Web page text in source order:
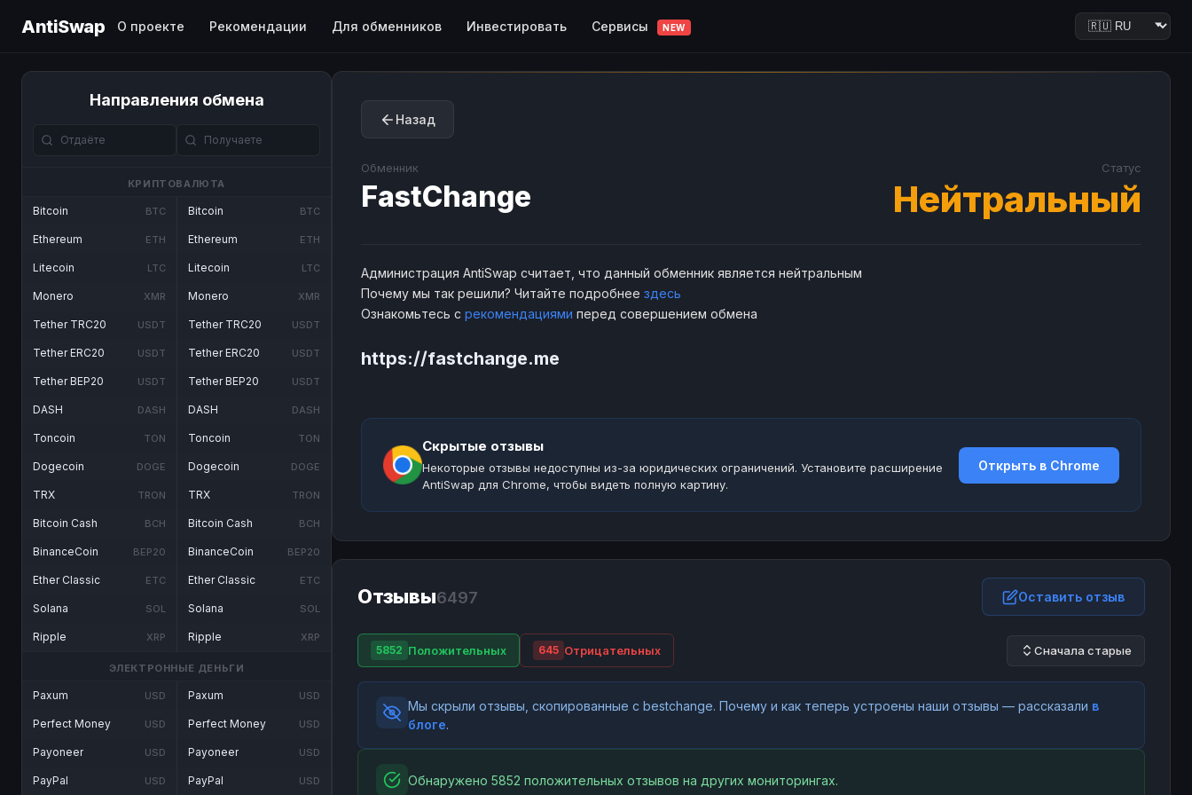
AntiSwap О проекте Рекомендации Для обменников Инвестировать Сервисы NEW
Направления обмена
КРИПТОВАЛЮТА
Bitcoin BTC
Ethereum ETH
Litecoin LTC
Monero XMR
Tether TRC20 USDT
Tether ERC20 USDT
Tether BEP20 USDT
DASH DASH
Toncoin TON
Dogecoin DOGE
TRX TRON
Bitcoin Cash BCH
BinanceCoin BEP20
Ether Classic ETC
Solana SOL
Ripple XRP
Bitcoin BTC
Ethereum ETH
Litecoin LTC
Monero XMR
Tether TRC20 USDT
Tether ERC20 USDT
Tether BEP20 USDT
DASH DASH
Toncoin TON
Dogecoin DOGE
TRX TRON
Bitcoin Cash BCH
BinanceCoin BEP20
Ether Classic ETC
Solana SOL
Ripple XRP
ЭЛЕКТРОННЫЕ ДЕНЬГИ
Paxum USD
Perfect Money USD
Payoneer USD
PayPal USD
Paxum USD
Perfect Money USD
Payoneer USD
PayPal USD
Назад
Обменник
FastChange
Статус
Нейтральный
Администрация AntiSwap считает, что данный обменник является нейтральным
Почему мы так решили? Читайте подробнее здесь
Ознакомьтесь с рекомендациями перед совершением обмена
https://fastchange.me
Скрытые отзывы
Некоторые отзывы недоступны из-за юридических ограничений. Установите расширение
AntiSwap для Chrome, чтобы видеть полную картину.
Открыть в Chrome
Отзывы6497 Оставить отзыв
5852 Положительных 645 Отрицательных Сначала старые
Мы скрыли отзывы, скопированные с bestchange. Почему и как теперь устроены наши отзывы — рассказали в
блоге.
Обнаружено 5852 положительных отзывов на других мониторингах.